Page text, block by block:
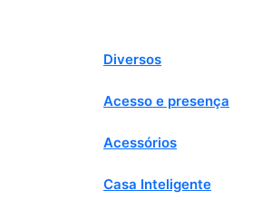
Diversos
Acesso e presença
Acessórios
Casa Inteligente